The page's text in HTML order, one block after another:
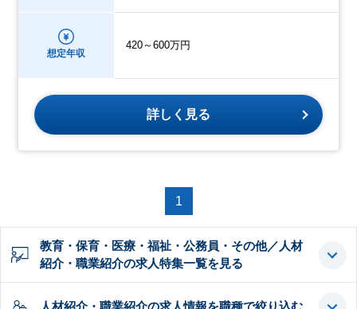
想定年収
420～600万円
詳しく見る
1
教育・保育・医療・福祉・公務員・その他／人材
紹介・職業紹介の求人特集一覧を見る
人材紹介・職業紹介の求人情報を職種で絞り込む